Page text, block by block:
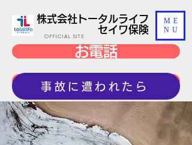
ME
NU
OFFICIAL SITE
お電話
株式会社トータルライフ
セイワ保険
事故に遭われたら
事故に遭われたら